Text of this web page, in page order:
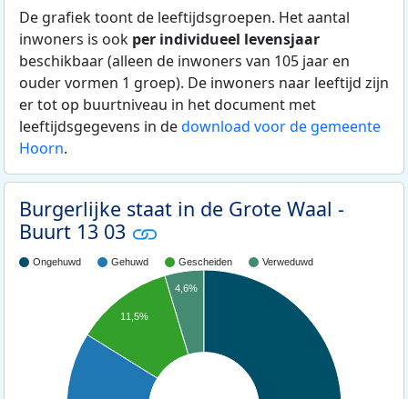
De grafiek toont de leeftijdsgroepen. Het aantal
inwoners is ook per individueel levensjaar
beschikbaar (alleen de inwoners van 105 jaar en
ouder vormen 1 groep). De inwoners naar leeftijd zijn
er tot op buurtniveau in het document met
leeftijdsgegevens in dedownload voor de gemeente
Hoorn.
Burgerlijke staat in de Grote Waal -
Buurt 13 03
Ongehuwd Gehuwd Gescheiden Verweduwd
4,6%
11,5%